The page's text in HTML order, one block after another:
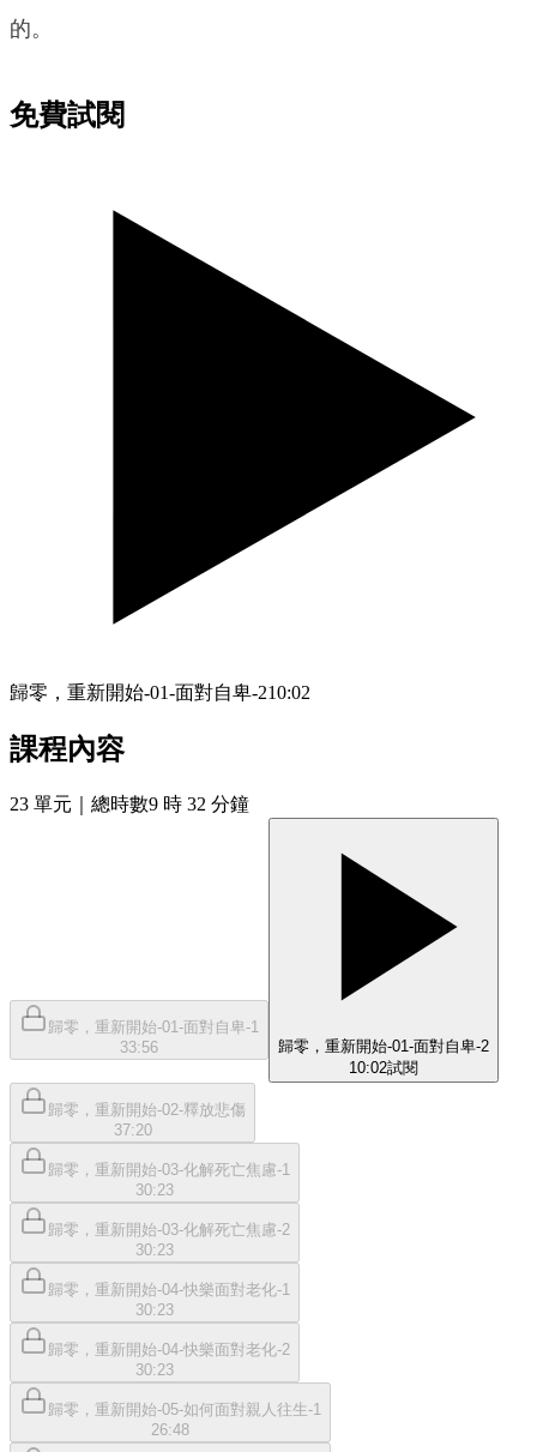
的。
免費試閱
歸零，重新開始-01-面對自卑-210:02
課程內容
23 單元 ｜總時數9 時 32 分鐘
歸零，重新開始-01-面對自卑-1
33:56
歸零，重新開始-01-面對自卑-2
10:02試閱
歸零，重新開始-02-釋放悲傷
37:20
歸零，重新開始-03-化解死亡焦慮-1
30:23
歸零，重新開始-03-化解死亡焦慮-2
30:23
歸零，重新開始-04-快樂面對老化-1
30:23
歸零，重新開始-04-快樂面對老化-2
30:23
歸零，重新開始-05-如何面對親人往生-1
26:48